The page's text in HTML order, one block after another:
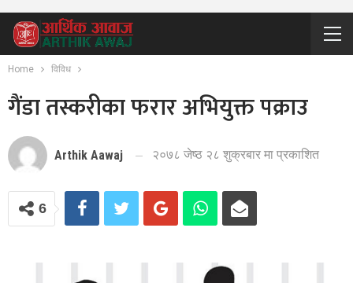
Home विविध
गैंडा तस्करीका फरार अभियुक्त पक्राउ
Arthik Aawaj २०७८ जेष्ठ २८ शुक्रबार मा प्रकाशित
6